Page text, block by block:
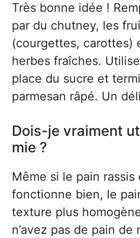
Très bonne idée !
par du chutney, les
(courgettes, carottes)
herbes fraîches.
place du sucre et
parmesan râpé. Un
Dois-je vraiment
mie ?
Même si le pain rassis
fonctionne bien, le
texture plus
n’avez pas de pain